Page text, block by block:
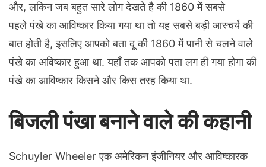
और, लकिन जब बहुत सारे लोग देखते है की 1860 में सबसे
पहले पंखे का आविष्कार किया गया था तो यह सबसे बड़ी आस्चर्य की
बात होती है, इसलिए आपको बता दू की 1860 में पानी से चलने वाले
पंखे का अविष्कार हुआ था. यहाँ तक आपको पता लग ही गया होगा की
पंखे का आविष्कार किसने और किस तरह किया था.
बिजली पंखा बनाने वाले की कहानी
Schuyler Wheeler एक अमेरिकन इंजीनियर और आविष्कारक